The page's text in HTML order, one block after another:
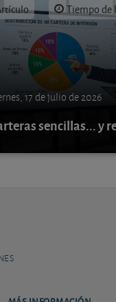
Tiempo de
17 de julio de 2026
sencillas... y